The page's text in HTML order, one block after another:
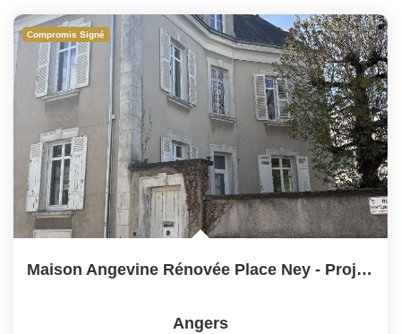
Compromis Signé
Maison Angevine Rénovée Place Ney - Projet Personnalisable
Angers